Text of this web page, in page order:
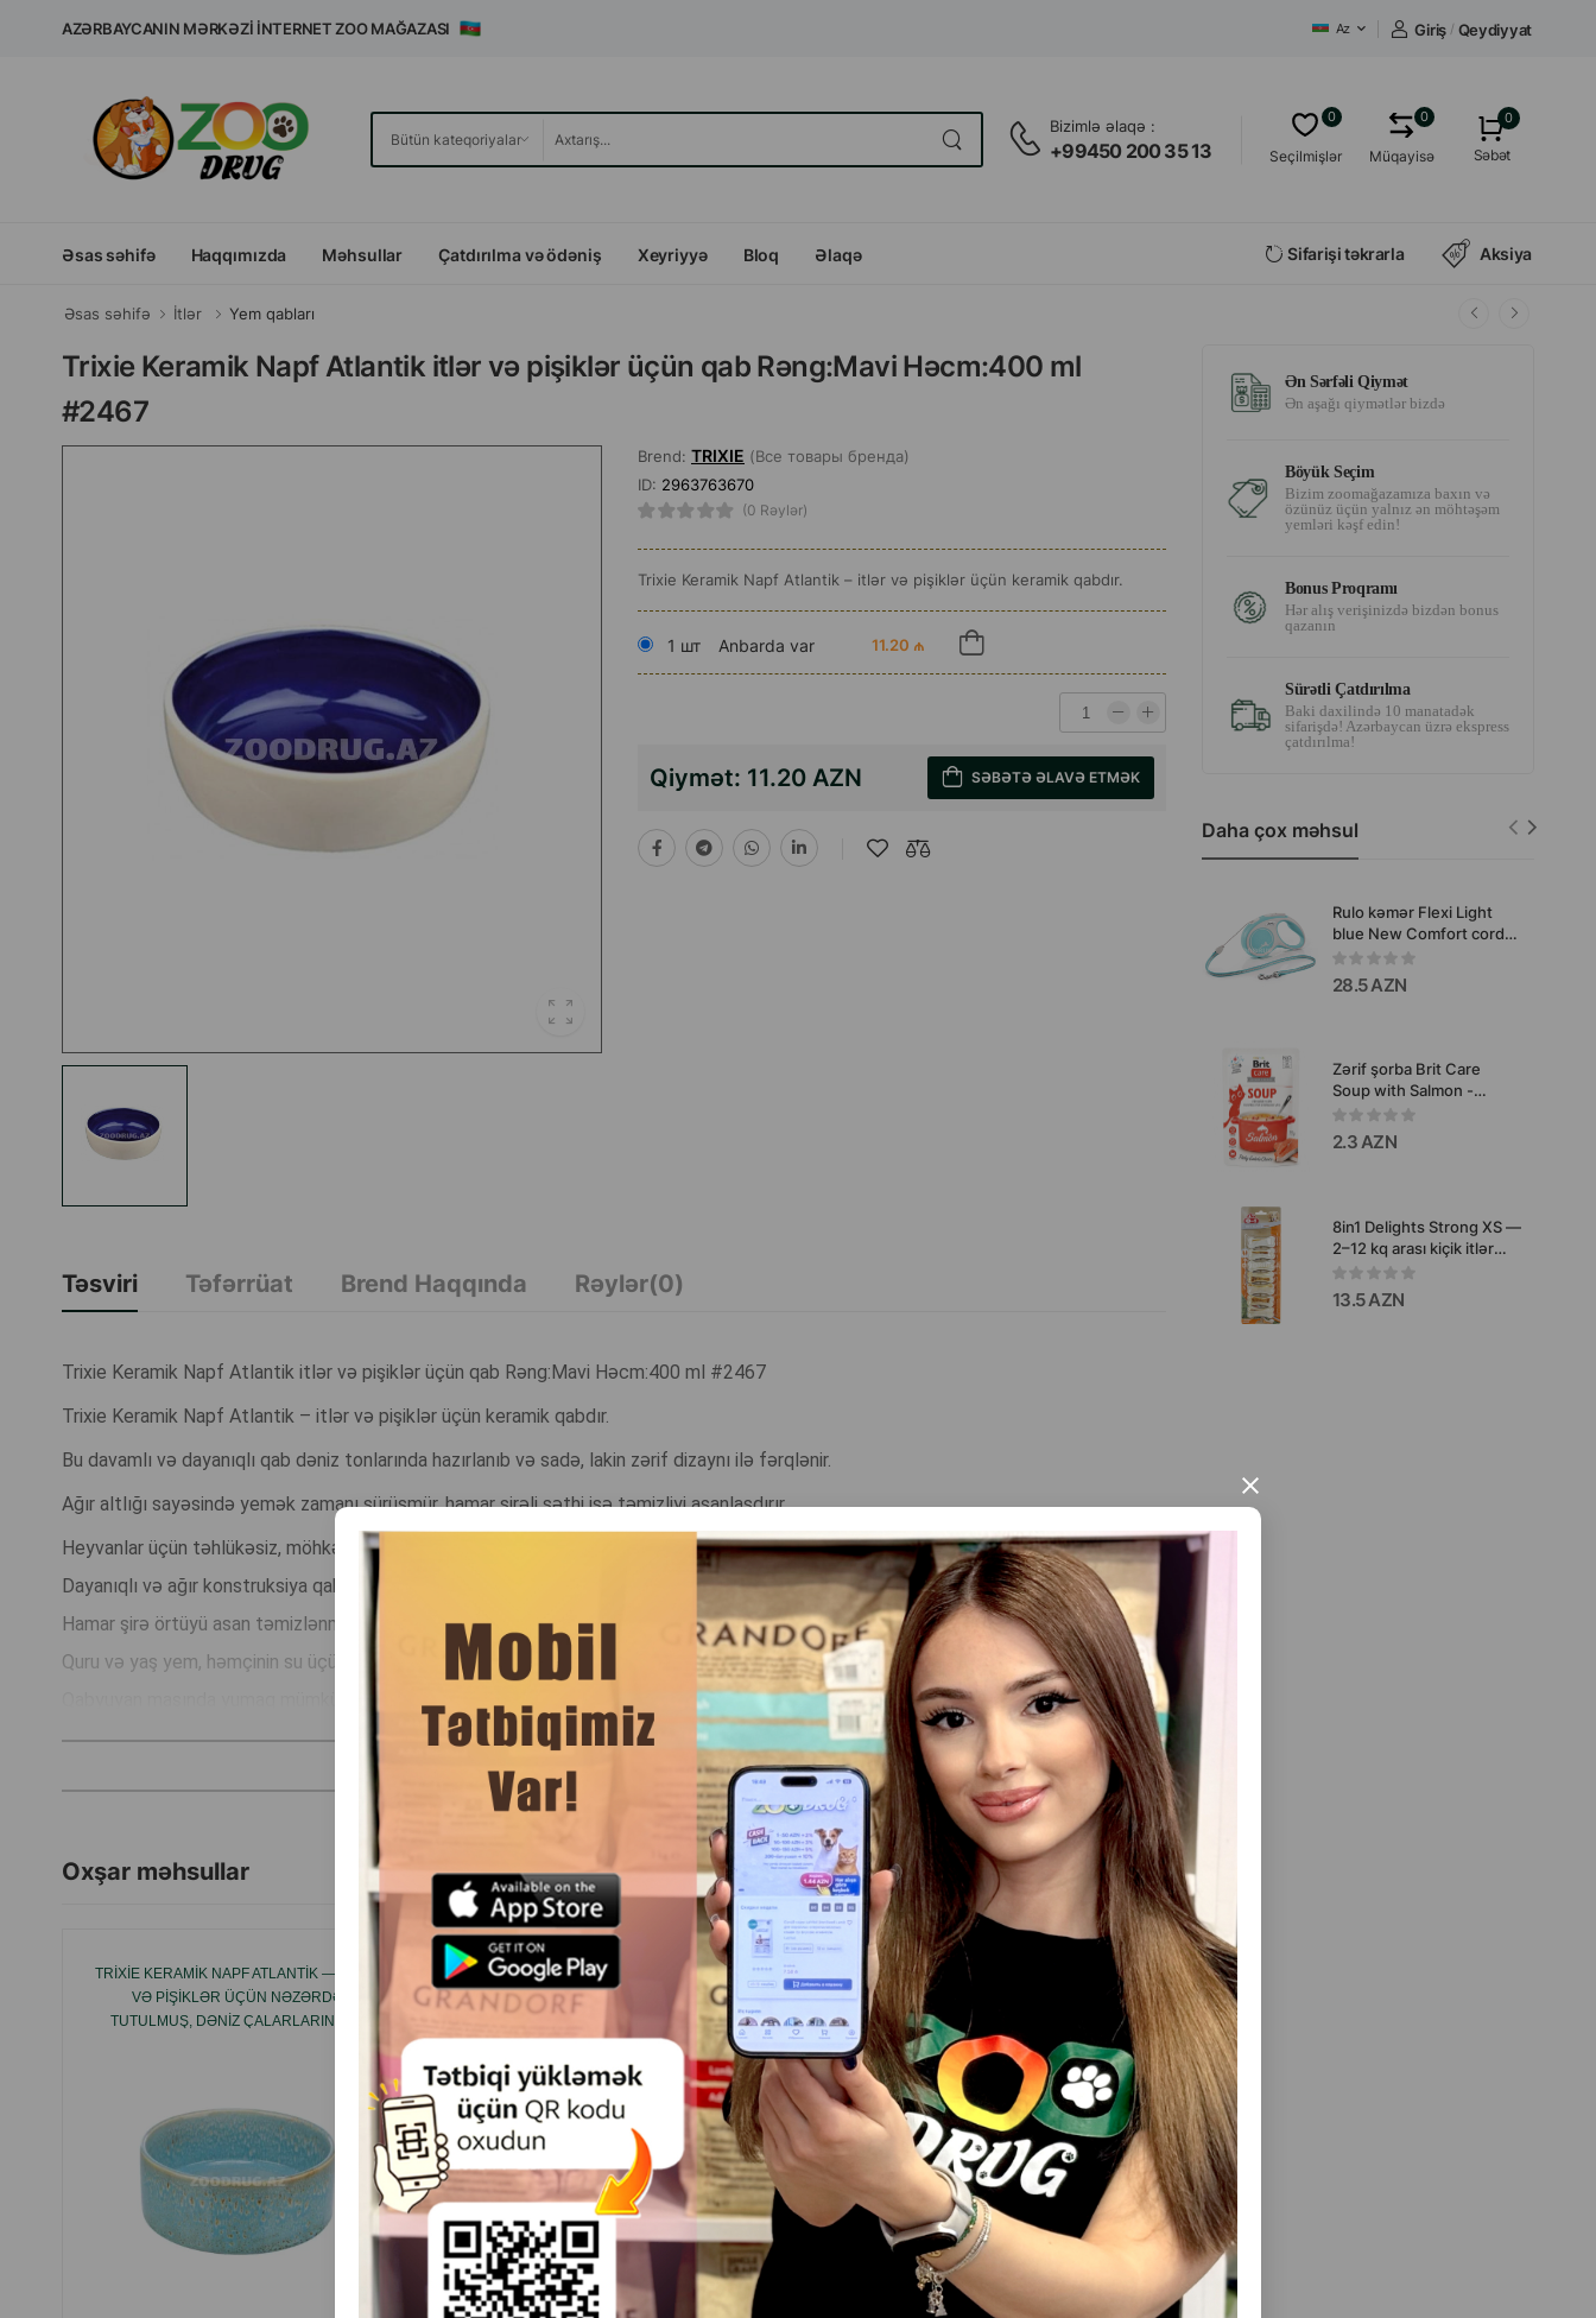
×
AZƏRBAYCANIN MƏRKƏZI İNTERNET ZOO MAĞAZASI Az Giriş / Qeydiyyat
Bizimlə əlaqə :
+99450 200 35 13 Seçilmişlər
0
Müqayisə
0 0
Səbət
Əsas səhifə Haqqımızda Məhsullar Çatdırılma və ödəniş Xeyriyyə Bloq Əlaqə Sifarişi təkrarla Aksiya
Əsas səhifə İtlər Yem qabları
Trixie Keramik Napf Atlantik itlər və pişiklər üçün qab Rəng:Mavi Həcm:400 ml
#2467
Brend: TRIXIE (Все товары бренда)
ID: 2963763670
(0 Rəylər)
Trixie Keramik Napf Atlantik – itlər və pişiklər üçün keramik qabdır.
1 шт Anbarda var 11.20 ₼
Qiymət: 11.20 AZN SƏBƏTƏ ƏLAVƏ ETMƏK
Təsviri Təfərrüat Brend Haqqında Rəylər(0)
Trixie Keramik Napf Atlantik itlər və pişiklər üçün qab Rəng:Mavi Həcm:400 ml #2467
Trixie Keramik Napf Atlantik – itlər və pişiklər üçün keramik qabdır.
Bu davamlı və dayanıqlı qab dəniz tonlarında hazırlanıb və sadə, lakin zərif dizaynı ilə fərqlənir.
Ağır altlığı sayəsində yemək zamanı sürüşmür, hamar şirəli səthi isə təmizliyi asanlaşdırır.
Heyvanlar üçün təhlükəsiz, möhkəm keramikadan hazırlanıb.
Dayanıqlı və ağır konstruksiya qabın sürüşməsinin və aşmasının qarşısını alır.
Hamar şirə örtüyü asan təmizlənmə və gigiyena təmin edir.
Quru və yaş yem, həmçinin su üçün uyğundur.
Rəng: Mavi, ağ kənarlarla.
İstehsalçı ölkə: Çin.
Oxşar məhsullar Hamısını Gör
TRIXIE KERAMIK NAPF ATLANTIK — ITLƏR
VƏ PIŞIKLƏR ÜÇÜN NƏZƏRDƏ
TUTULMUŞ, DƏNIZ ÇALARLARINDAN
SAVIC HEYVANLAR ÜÇÜN QAB, PLASTIK
İKIQAT. RƏNGLƏR: ÇEŞIDDƏ. 300 ML.
İKI KERAMIK QAB TRIXIE, STENDLI. HƏCM:
SEVICE. RƏNGLƏR: MÜXTƏLIF. HƏCM 300
Ən Sərfəli Qiymət
Ən aşağı qiymətlər bizdə
Böyük Seçim
Bizim zoomağazamıza baxın və
özünüz üçün yalnız ən möhtəşəm
yemləri kəşf edin!
Bonus Proqramı
Hər alış verişinizdə bizdən bonus
qazanın
Sürətli Çatdırılma
Baki daxilində 10 manatadək
sifarişdə! Azərbaycan üzrə ekspress
çatdırılma!
Daha çox məhsul
Rulo kəmər Flexi Light
blue New Comfort cord.
Ölçü XS. Rəng: Açık mavi.
Uzunluq: 3 metr. 8kq-a
qədər.
28.5 AZN
Zərif şorba Brit Care
Soup with Salmon -
qızılbalıq dadı ilə yetkin
pişiklər, o cümlədən
sterilizə olunmuş ev
2.3 AZN
8in1 Delights Strong XS —
2–12 kq arası kiçik itlər
üçün nəzərdə tutulmuş
davamlı çeynəmə sümüyü
dəstidir 110668 .
13.5 AZN